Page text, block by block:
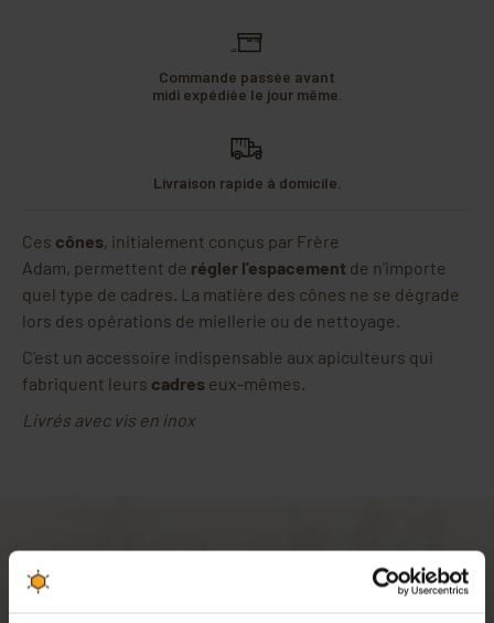
Commande passée avant
midi expédiée le jour même.
Livraison rapide à domicile.
Ces cônes, initialement conçus par Frère
Adam, permettent de régler l'espacement de n'importe
quel type de cadres. La matière des cônes ne se dégrade
lors des opérations de miellerie ou de nettoyage.
C'est un accessoire indispensable aux apiculteurs qui
fabriquent leurs cadres eux-mêmes.
Livrés avec vis en inox
Description des cônes d'espacement Frère Adam :